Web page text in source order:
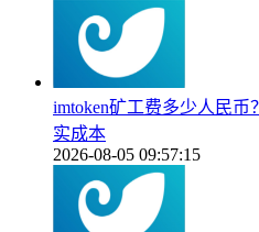
imtoken矿工费多少人民
实成本
2026-08-05 09:57:15